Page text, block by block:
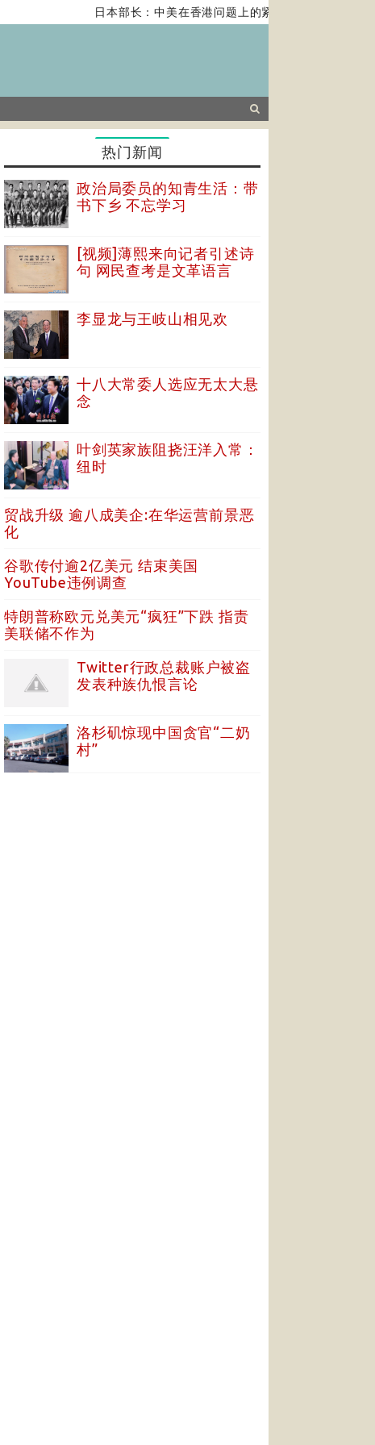
日本部长：中美在香港问题上的紧张关系对全球经济构成
热门新闻
政治局委员的知青生活：带
书下乡 不忘学习
[视频]薄熙来向记者引述诗
句 网民查考是文革语言
李显龙与王岐山相见欢
十八大常委人选应无太大悬
念
叶剑英家族阻挠汪洋入常：
纽时
贸战升级 逾八成美企:在华运营前景恶
化
谷歌传付逾2亿美元 结束美国
YouTube违例调查
特朗普称欧元兑美元“疯狂”下跌 指责
美联储不作为
Twitter行政总裁账户被盗
发表种族仇恨言论
洛杉矶惊现中国贪官“二奶
村”